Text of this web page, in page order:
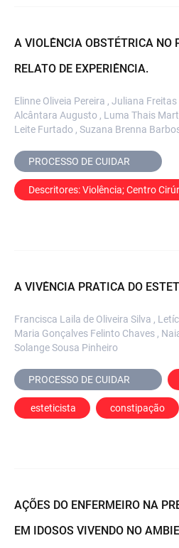
A VIOLÊNCIA OBSTÉTRICA NO
RELATO DE EXPERIÊNCIA.
Elinne Oliveia Pereira , Juliana
Alcântara Augusto , Luma Thais
Leite Furtado , Suzana Brenna
Descritores: Violência; Centro
A VIVÊNCIA PRATICA DO
Francisca Laila de Oliveira Silva ,
Maria Gonçalves Felinto Chaves ,
Solange Sousa Pinheiro
esteticista constipação
AÇÕES DO ENFERMEIRO NA
EM IDOSOS VIVENDO NO